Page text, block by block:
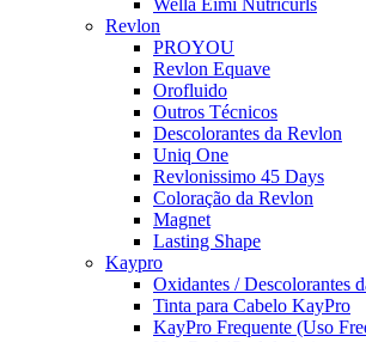
Wella Eimi Nutricurls
Revlon
PROYOU
Revlon Equave
Orofluido
Outros Técnicos
Descolorantes da Revlon
Uniq One
Revlonissimo 45 Days
Coloração da Revlon
Magnet
Lasting Shape
Kaypro
Oxidantes / Descolorantes
Tinta para Cabelo KayPro
KayPro Frequente (Uso